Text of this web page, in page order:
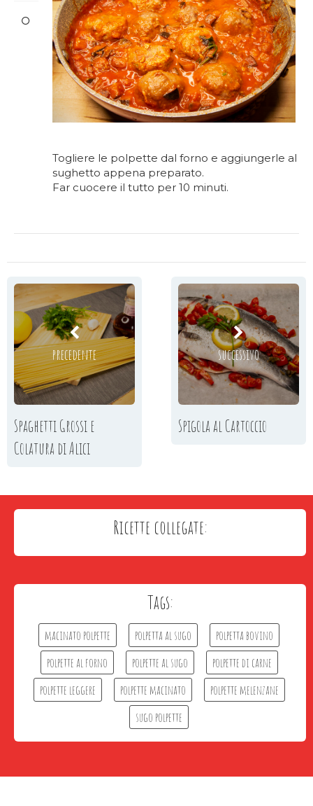
Togliere le polpette dal forno e aggiungerle al
sughetto appena preparato.
Far cuocere il tutto per 10 minuti.
precedente
Spaghetti Grossi e
Colatura di Alici
successivo
Spigola al Cartoccio
Ricette collegate:
Tags:
macinato polpette polpetta al sugo
polpetta bovino
polpette al forno
polpette al sugo
polpette di carne
polpette leggere
polpette macinato
polpette melenzane
sugo polpette